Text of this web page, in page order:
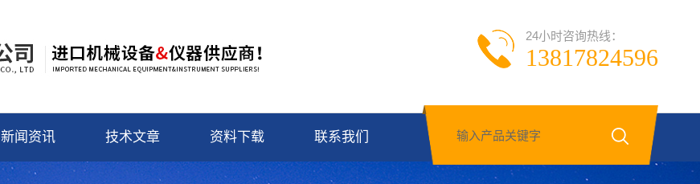
24小时咨询热线：
13817824596
新闻资讯 技术文章 资料下载 联系我们